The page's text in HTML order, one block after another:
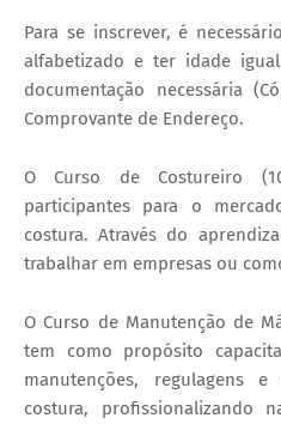
Para se inscrever, é
alfabetizado e ter idade
documentação necessária
Comprovante de Endereço.
O Curso de Costureiro
participantes para o
costura. Através do
trabalhar em empresas ou
O Curso de Manutenção de
tem como propósito
manutenções, regulagens
costura, profissionalizando